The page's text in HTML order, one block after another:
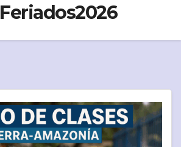
Feriados2026